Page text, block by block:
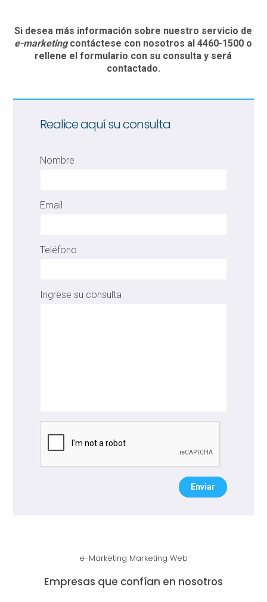
Si desea más información sobre nuestro servicio de
e-marketingcontáctese con nosotros al 4460-1500 o
rellene el formulario con su consulta y será
contactado.
Realice aquí su consulta
Nombre
Email
Teléfono
Ingrese su consulta
Enviar
e-Marketing Marketing Web
Empresas que confían en nosotros